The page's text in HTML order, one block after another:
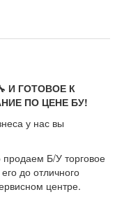
И ГОТОВОЕ К
ПО ЦЕНЕ БУ!
у нас вы
Б/У торговое
до отличного
центре.